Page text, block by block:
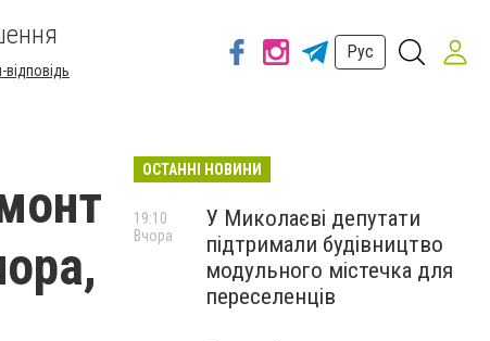
відповідь
Рус
ОСТАННІ НОВИНИ
У Миколаєві депутати
підтримали будівництво
модульного містечка для
переселенців
19:10
Вчора